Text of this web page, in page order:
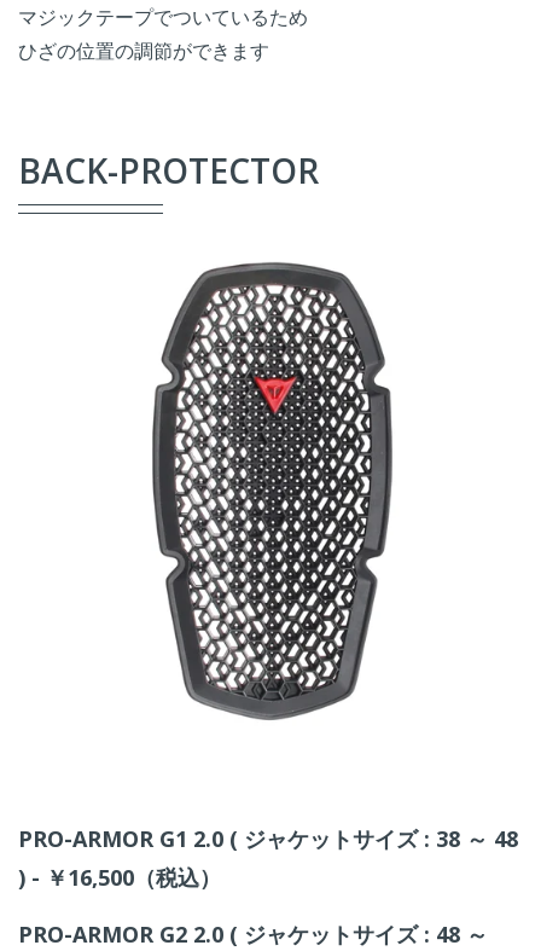
マジックテープでついているため
ひざの位置の調節ができます
BACK-PROTECTOR
PRO-ARMOR G1 2.0 ( ジャケットサイズ : 38 ～ 48
) - ￥16,500（税込）
PRO-ARMOR G2 2.0 ( ジャケットサイズ : 48 ～